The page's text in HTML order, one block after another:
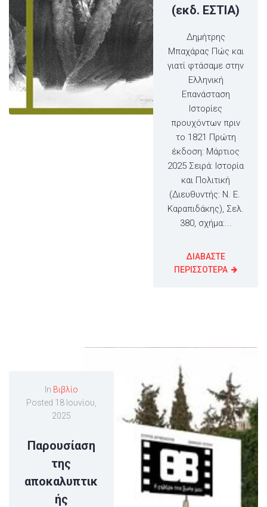
(εκδ. ΕΣΤΙΑ)
Δημήτρης
Μπαχάρας Πώς και
γιατί φτάσαμε στην
Ελληνική
Επανάσταση
Ιστορίες
προυχόντων πριν
το 1821 Πρώτη
έκδοση: Μάρτιος
2025 Σειρά: Ιστορία
και Πολιτική
(Διευθυντής: N. E.
Kαραπιδάκης), Σελ.
380, σχήμα:...
ΔΙΑΒΑΣΤΕ
ΠΕΡΙΣΣΟΤΕΡΑ
In Βιβλίο
Posted 18 Ιουνίου,
2025
Παρουσίαση
της
αποκαλυπτικ
ής